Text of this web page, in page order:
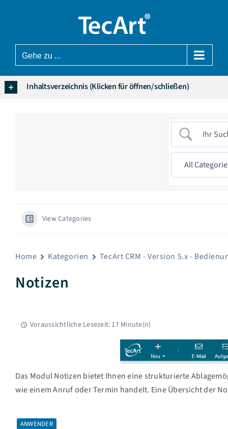
Gehe zu ...
Inhaltsverzeichnis (Klicken für öffnen/schließen)
View Categories
Home Kategorien TecArt CRM - Version 5.x -
Notizen
Voraussichtliche Lesezeit: 17 Minute(n)
Das Modul Notizen bietet Ihnen eine strukturierte
wie einem Anruf oder Termin handelt. Eine Übersicht der
ANWENDER